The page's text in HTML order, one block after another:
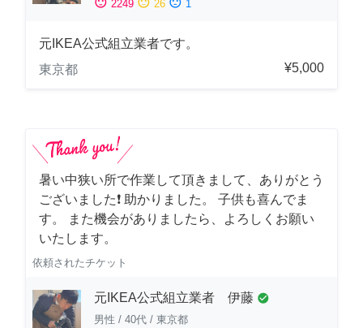
2249 26 1
元IKEA公式組立業者です。
東京都
¥5,000
暑い中狭い所で作業して頂きまして、ありがとう
ございました❗️ 助かりました。 子供も喜んでま
す。 また機会がありましたら、よろしくお願い
いたします。
依頼されたチケット
元IKEA公式組立業者 伊藤 check_circle
男性 / 40代 / 東京都